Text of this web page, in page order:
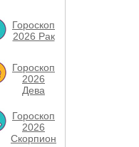
Гороскоп
2026 Рак
Гороскоп
2026
Дева
Гороскоп
2026
Скорпион